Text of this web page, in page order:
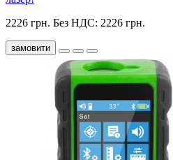
2226 грн. Без НДС: 2226 грн.
замовити